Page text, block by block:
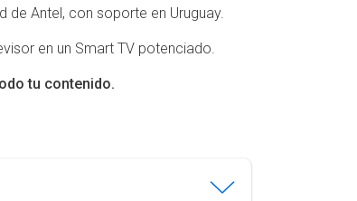
de Antel, con soporte en Uruguay.
en un Smart TV potenciado.
tu contenido.